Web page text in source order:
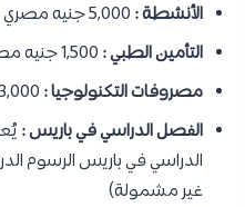
الأنشطة :
التأمين الطبي :
مصروفات التكنولوجيا :
الفصل الدراسي في باريس :
الدراسي في باريس الرسوم
غير مشمولة)